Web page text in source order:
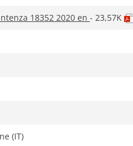
Tab
18352 2020 en - 23,57K
(IT)